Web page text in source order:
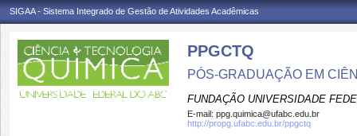
SIGAA - Sistema Integrado de Gestão de Atividades Acadêmicas
PPGCTQ
PÓS-GRADUAÇÃO EM
FUNDAÇÃO UNIVERSIDADE
E-mail: ppg.quimica@ufabc.edu.br
http://propg.ufabc.edu.br/ppgctq